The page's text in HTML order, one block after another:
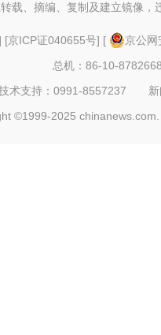
载、摘编、复制及建立镜像，
[京ICP证040655号] [
京公
总机：86-10-
术支持：0991-8557237
©1999-2025